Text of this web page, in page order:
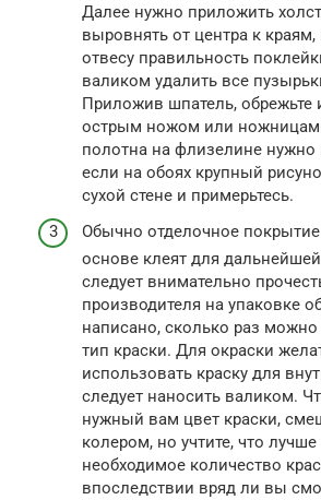
Далее нужно приложить
выровнять от центра к краям,
отвесу правильность
валиком удалить все
Приложив шпатель, обрежьте
острым ножом или
полотна на флизелине нужно
если на обоях крупный
сухой стене и примерьтесь.
Обычно отделочное
основе клеят для
следует внимательно
производителя на упаковке
написано, сколько раз
тип краски. Для окраски
использовать краску для
следует наносить валиком.
нужный вам цвет краски,
колером, но учтите, что
необходимое количество
впоследствии вряд ли вы